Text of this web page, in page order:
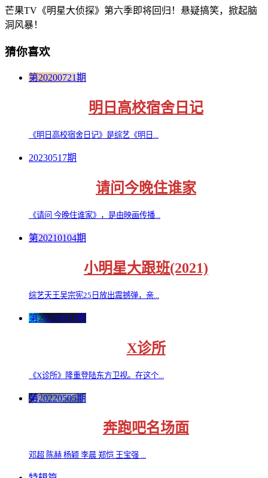
芒果TV《明星大侦探》第六季即将回归！悬疑搞笑，掀起脑
洞风暴！
猜你喜欢
第20200721期
明日高校宿舍日记
《明日高校宿舍日记》是综艺《明日...
20230517期
请问今晚住谁家
《请问 今晚住谁家》，是由映画传播...
第20210104期
小明星大跟班(2021)
综艺天王吴宗宪25日放出震撼弹，亲...
第20200803期
X诊所
《X诊所》隆重登陆东方卫视。在这个...
第20220505期
奔跑吧名场面
邓超 陈赫 杨颖 李晨 郑恺 王宝强 ...